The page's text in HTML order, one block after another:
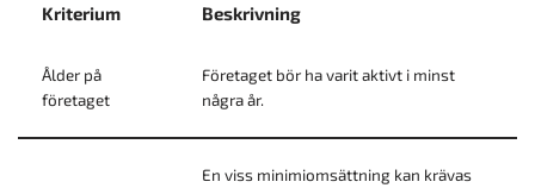
Kriterium Beskrivning
Ålder på
företaget
Företaget bör ha varit aktivt i minst
några år.
En viss minimiomsättning kan krävas